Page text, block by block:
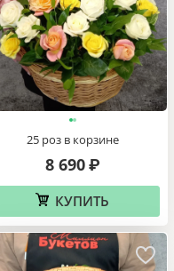
25 роз в корзине
8 690 ₽
КУПИТЬ